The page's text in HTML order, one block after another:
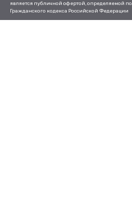
является публичной офертой, определяемой
Гражданского кодекса Российской Федерации